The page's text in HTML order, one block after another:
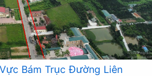
Bám Trục Đường Liên